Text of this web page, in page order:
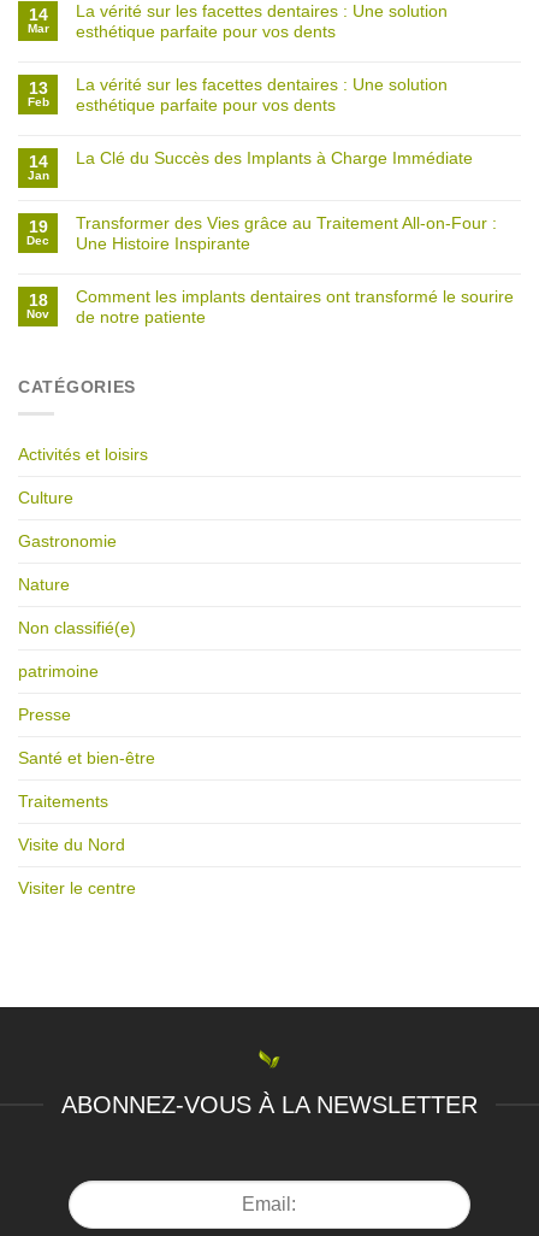
14
Mar
La vérité sur les facettes dentaires : Une solution
esthétique parfaite pour vos dents
13
Feb
La vérité sur les facettes dentaires : Une solution
esthétique parfaite pour vos dents
14
Jan
La Clé du Succès des Implants à Charge Immédiate
19
Dec
Transformer des Vies grâce au Traitement All-on-Four :
Une Histoire Inspirante
18
Nov
Comment les implants dentaires ont transformé le sourire
de notre patiente
CATÉGORIES
Activités et loisirs
Culture
Gastronomie
Nature
Non classifié(e)
patrimoine
Presse
Santé et bien-être
Traitements
Visite du Nord
Visiter le centre
ABONNEZ-VOUS À LA NEWSLETTER